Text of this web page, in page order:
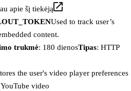
apie šį tiekėją
Used to track user’s
content.
trukmė: 180 dienosTipas: HTTP
the user's video player preferences
video